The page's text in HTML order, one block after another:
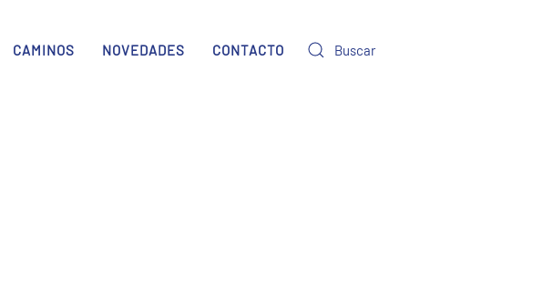
CAMINOS NOVEDADES CONTACTO